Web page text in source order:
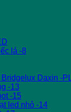
lá -8
Daxin -
-13
-15
led nhỏ -14